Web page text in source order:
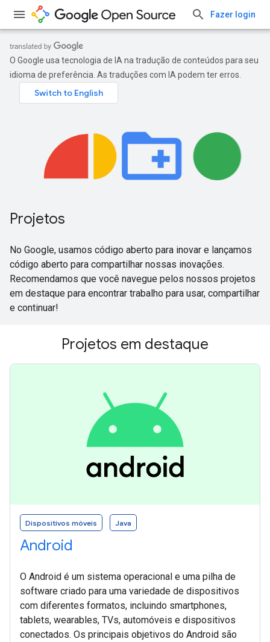
Fazer login
O Google usa tecnologia de IA na tradução de conteúdos para seu
idioma de preferência. As traduções com IA podem ter erros.
Projetos
No Google, usamos código aberto para inovar e lançamos
código aberto para compartilhar nossas inovações.
Recomendamos que você navegue pelos nossos projetos
em destaque para encontrar trabalho para usar, compartilhar
e continuar!
Projetos em destaque
Dispositivos móveis Java
Android
O Android é um sistema operacional e uma pilha de
software criado para uma variedade de dispositivos
com diferentes formatos, incluindo smartphones,
tablets, wearables, TVs, automóveis e dispositivos
conectados. Os principais objetivos do Android são